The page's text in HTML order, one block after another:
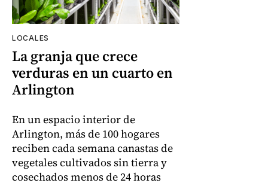
LOCALES
La granja que crece
verduras en un cuarto en
Arlington
En un espacio interior de
Arlington, más de 100 hogares
reciben cada semana canastas de
vegetales cultivados sin tierra y
cosechados menos de 24 horas